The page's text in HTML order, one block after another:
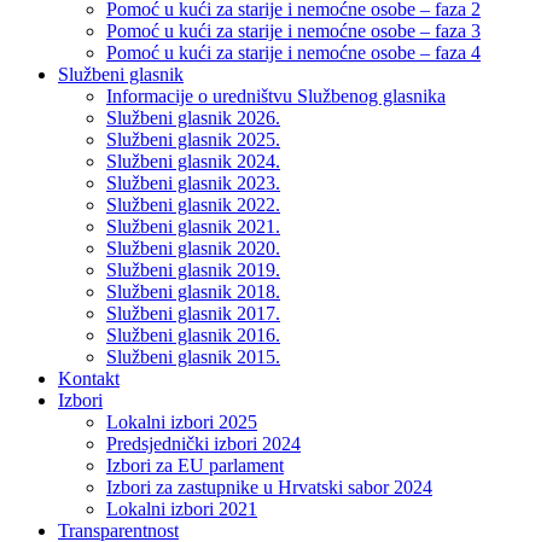
Pomoć u kući za starije i nemoćne osobe – faza 2
Pomoć u kući za starije i nemoćne osobe – faza 3
Pomoć u kući za starije i nemoćne osobe – faza 4
Službeni glasnik
Informacije o uredništvu Službenog glasnika
Službeni glasnik 2026.
Službeni glasnik 2025.
Službeni glasnik 2024.
Službeni glasnik 2023.
Službeni glasnik 2022.
Službeni glasnik 2021.
Službeni glasnik 2020.
Službeni glasnik 2019.
Službeni glasnik 2018.
Službeni glasnik 2017.
Službeni glasnik 2016.
Službeni glasnik 2015.
Kontakt
Izbori
Lokalni izbori 2025
Predsjednički izbori 2024
Izbori za EU parlament
Izbori za zastupnike u Hrvatski sabor 2024
Lokalni izbori 2021
Transparentnost